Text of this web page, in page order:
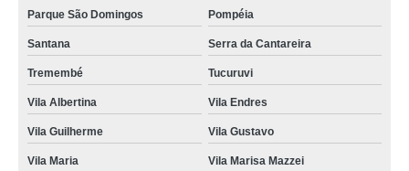
brownie lembrancinha valor Vila Sônia
brownie personalizado corporativo preço Aricanduva
brownie personalizado corporativo Brasilândia
brownie personalizado Vila Dila
Parque São Domingos Pompéia
Santana Serra da Cantareira
Tremembé Tucuruvi
Vila Albertina Vila Endres
Vila Guilherme Vila Gustavo
Vila Maria Vila Marisa Mazzei